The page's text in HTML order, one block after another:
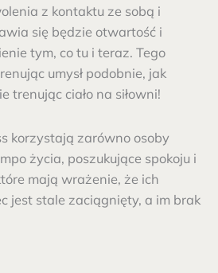
z kontaktu ze sobą i
się będzie otwartość i
tym, co tu i teraz. Tego
umysł podobnie, jak
trenując ciało na siłowni!
korzystają zarówno osoby
życia, poszukujące spokoju i
mają wrażenie, że ich
jest stale zaciągnięty, a im brak